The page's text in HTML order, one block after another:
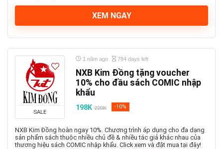
XEM NGAY
SALE
1 năm ago 784 days left
NXB Kim Đồng tặng voucher
10% cho đầu sách COMIC nhập
khẩu
198K 220K -10%
NXB Kim Đồng hoàn ngay 10%. Chương trình áp dụng cho đa dạng
sản phẩm sách thuộc nhiều chủ đề & nhiều tác giả khác nhau của
thương hiệu sách COMIC nhập khẩu. Click xem và đặt mua tại đây!